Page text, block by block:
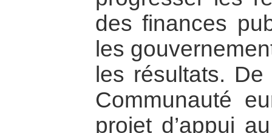
des finances
les
les résultats.
Communauté
projet d’appui